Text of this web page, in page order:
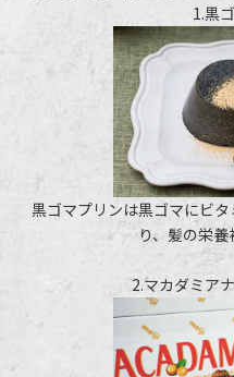
1.黒
黒ゴマプリンは黒ゴマにビ
り、髪の栄養
2.マカダミア